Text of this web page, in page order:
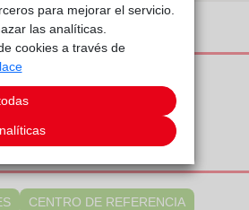
CENTRO DE REFERENCIA
para mejorar el servicio.
las analíticas.
cookies a través de